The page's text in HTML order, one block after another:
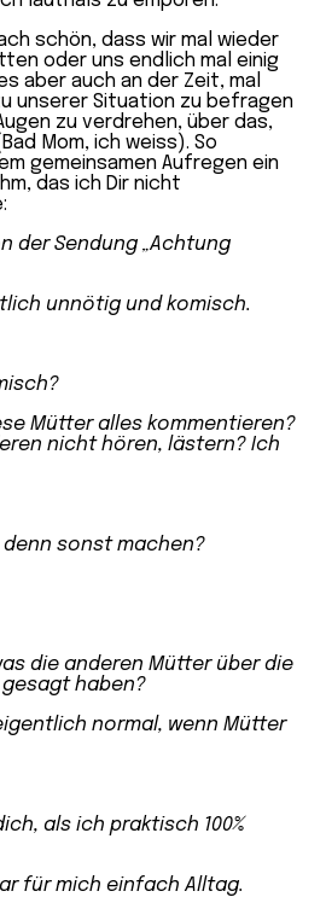
schön, dass wir mal wieder
oder uns endlich mal einig
aber auch an der Zeit, mal
unserer Situation zu befragen
zu verdrehen, über das,
Bad Mom, ich weiss). So
gemeinsamen Aufregen ein
das ich Dir nicht
der Sendung „Achtung
unnötig und komisch.
Mütter alles kommentieren?
nicht hören, lästern? Ich
sonst machen?
die anderen Mütter über die
haben?
normal, wenn Mütter
als ich praktisch 100%
für mich einfach Alltag.